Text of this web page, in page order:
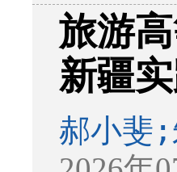
旅游
新疆
郝小斐